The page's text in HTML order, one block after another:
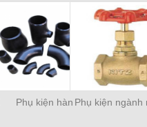
Phụ kiện hàn Phụ kiện ngành